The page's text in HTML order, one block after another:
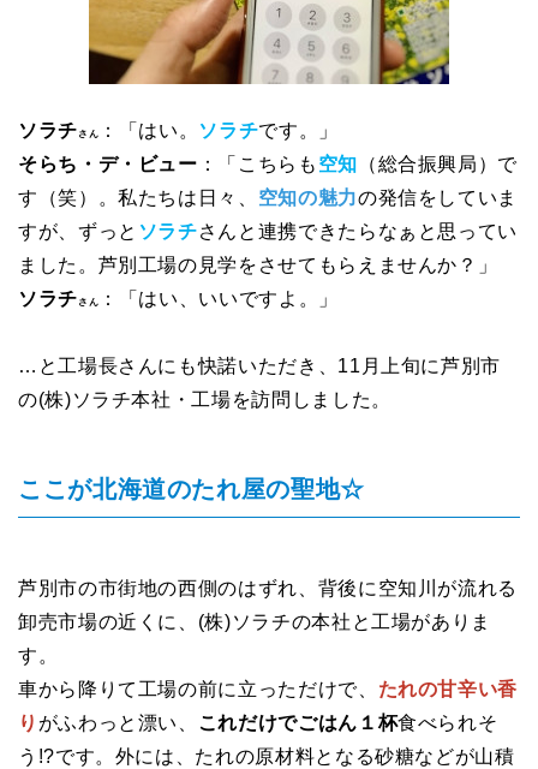
ソラチ さん ：「はい。 ソラチです。」
そらち・デ・ビュー ：「こちらも 空知 （総合振興局）で
す（笑）。私たちは日々、 空知の魅力の発信をしていま
すが、ずっと ソラチさんと連携できたらなぁと思ってい
ました。芦別工場の見学をさせてもらえませんか？」
ソラチ さん ：「はい、いいですよ。」
…と工場長さんにも快諾いただき、11月上旬に芦別市
の(株)ソラチ本社・工場を訪問しました。
ここが北海道のたれ屋の聖地☆
芦別市の市街地の西側のはずれ、背後に空知川が流れる
卸売市場の近くに、(株)ソラチの本社と工場がありま
す。
車から降りて工場の前に立っただけで、 たれの甘辛い香
り がふわっと漂い、 これだけでごはん１杯食べられそ
う!?です。外には、たれの原材料となる砂糖などが山積